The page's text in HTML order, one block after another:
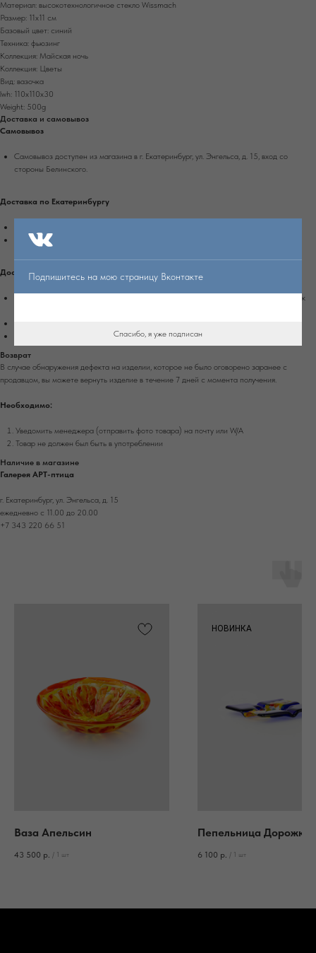
Материал: высокотехнологичное стекло Wissmach
Размер: 11х11 см
Базовый цвет: синий
Техника: фьюзинг
Коллекция: Майская ночь
Коллекция: Цветы
Вид: вазочка
lwh: 110x110x30
Weight: 500g
Доставка и самовывоз
Самовывоз
Самовывоз доступен из магазина в г. Екатеринбург, ул. Энгельса, д. 15, вход со
стороны Белинского.
Доставка по Екатеринбургу
Стоимость доставки рассчитывается автоматически при оформлении заказа.
Доставка по России
Доставка осуществляется при 100% оплате заказа транспортной компанией Сдек
Стоимость доставки рассчитывается автоматически при оформлении заказа.
Возврат
В случае обнаружения дефекта на изделии, которое не было оговорено заранее с
продавцом, вы можете вернуть изделие в течение 7 дней с момента получения.
Необходимо:
Уведомить менеджера (отправить фото товара) на почту или W/А
Товар не должен был быть в употреблении
Наличие в магазине
Галерея АРТ-птица
г. Екатеринбург, ул. Энгельса, д. 15
ежедневно с 11.00 до 20.00
+7 343 220 66 51
Ваза Апельсин
43 500 р. / 1 шт
НОВИНКА
Пепельница Дорожка
6 100 р. / 1 шт
Подпишитесь на мою страницу Вконтакте
Спасибо, я уже подписан